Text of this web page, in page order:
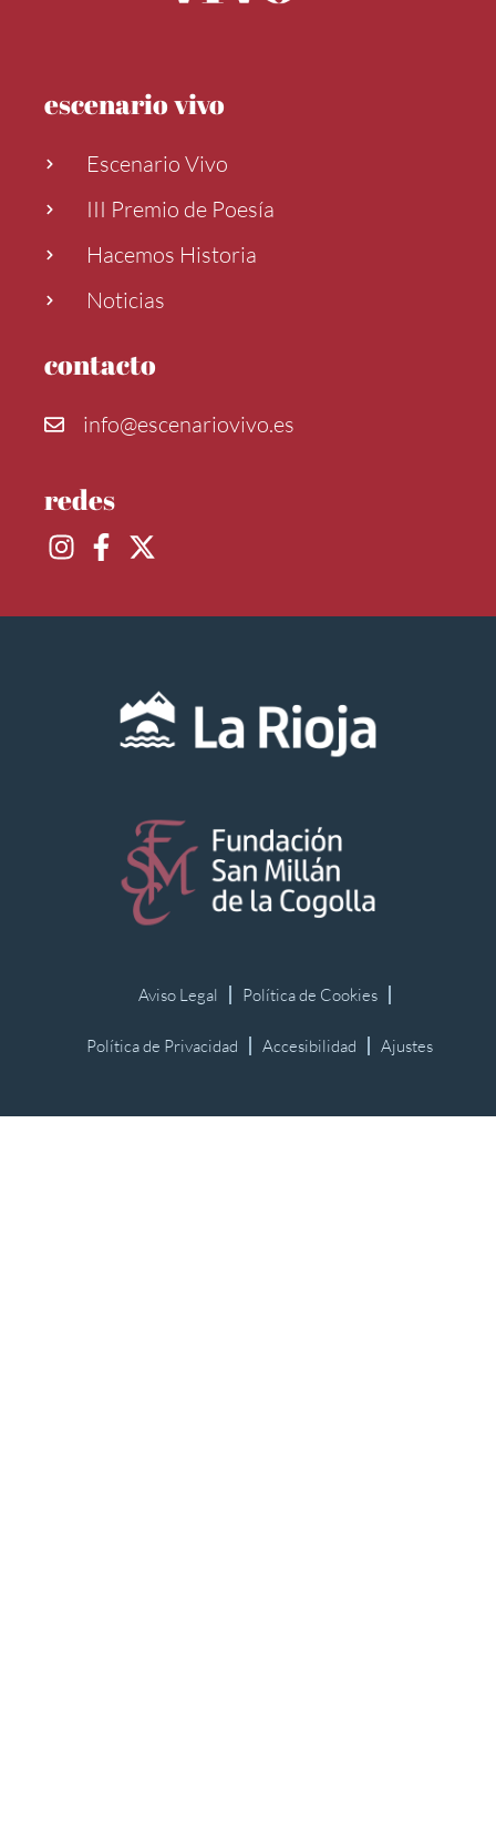
escenario vivo
Escenario Vivo
III Premio de Poesía
Hacemos Historia
Noticias
contacto
info@escenariovivo.es
redes
Aviso Legal Política de Cookies
Política de Privacidad Accesibilidad Ajustes